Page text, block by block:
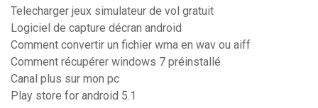
Telecharger jeux simulateur de vol gratuit
Logiciel de capture décran android
Comment convertir un fichier wma en wav ou aiff
Comment récupérer windows 7 préinstallé
Canal plus sur mon pc
Play store for android 5.1